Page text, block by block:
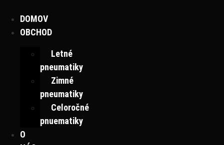
obsah
DOMOV
OBCHOD
Letné
pneumatiky
Zimné
pneumatiky
Celoročné
pnuematiky
O